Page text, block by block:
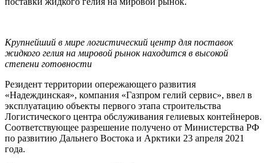
Крупнейший в мире логистический центр для поставок
жидкого гелия на мировой рынок находится в высокой
степени готовности
Резидент территории опережающего развития
«Надеждинская», компания «Газпром гелий сервис», ввел в
эксплуатацию объекты первого этапа строительства
Логистического центра обслуживания гелиевых контейнеров.
Соответствующее разрешение получено от Министерства РФ
по развитию Дальнего Востока и Арктики 23 апреля 2021
года.